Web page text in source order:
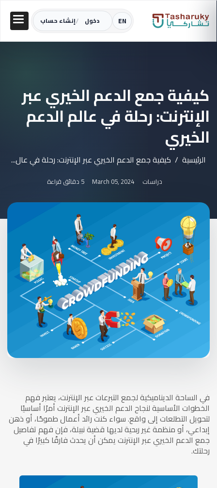
EN دخول /إنشاء حساب
كيفية جمع الدعم الخيري عبر
الإنترنت: رحلة في عالم الدعم
الخيري
الرئيسية كيفية جمع الدعم الخيري عبر الإنترنت: رحلة في عال...
دراسات March 05, 2024 5 دقائق قراءة
في الساحة الديناميكية لجمع التبرعات عبر الإنترنت، يعتبر فهم
الخطوات الأساسية لنجاح الدعم الخيري عبر الإنترنت أمرًا أساسيًا
لتحويل التطلعات إلى واقع. سواء كنت رائد أعمال طموحًا، أو ذهن
إبداعي، أو منظمة غير ربحية لديها قضية نبيلة، فإن فهم تفاصيل
جمع الدعم الخيري عبر الإنترنت يمكن أن يحدث فارقًا كبيرًا في
رحلتك.